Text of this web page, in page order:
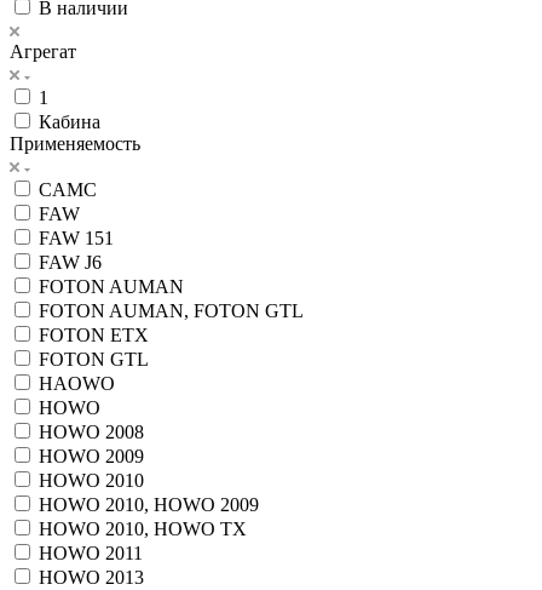
В наличии
Агрегат
1
Кабина
Применяемость
CAMC
FAW
FAW 151
FAW J6
FOTON AUMAN
FOTON AUMAN, FOTON GTL
FOTON ETX
FOTON GTL
HAOWO
HOWO
HOWO 2008
HOWO 2009
HOWO 2010
HOWO 2010, HOWO 2009
HOWO 2010, HOWO TX
HOWO 2011
HOWO 2013